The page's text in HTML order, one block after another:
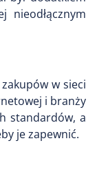
nieodłącznym
w sieci
i branży
standardów, a
je zapewnić.